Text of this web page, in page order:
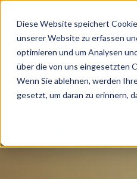
Diese Website speichert
unserer Website zu erfassen
optimieren und um Analysen
über die von uns eingesetzten
Wenn Sie ablehnen, werden
gesetzt, um daran zu erinnern,
Deutsc
Inte